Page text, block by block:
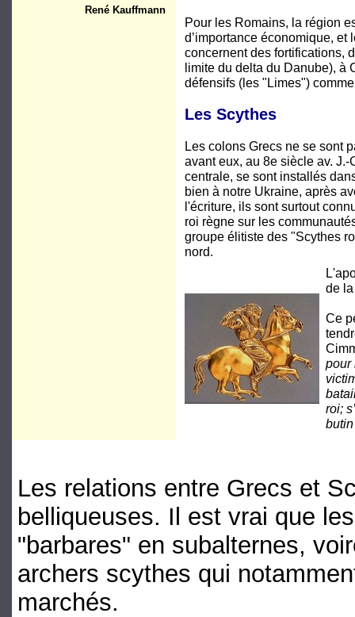
René Kauffmann
Pour les Romains, la région
d’importance économique, et
concernent des fortifications,
limite du delta du Danube), à
défensifs (les "Limes")
Les Scythes
Les colons Grecs ne se sont
avant eux, au 8e siècle av.
centrale, se sont installés
bien à notre Ukraine, après
l'écriture, ils sont surtout
roi règne sur les
groupe élitiste des "Scythes
nord.
de
Ce
pour
roi;
Les relations entre Grecs et
belliqueuses. Il est vrai que
"barbares" en subalternes,
archers scythes qui
marchés.